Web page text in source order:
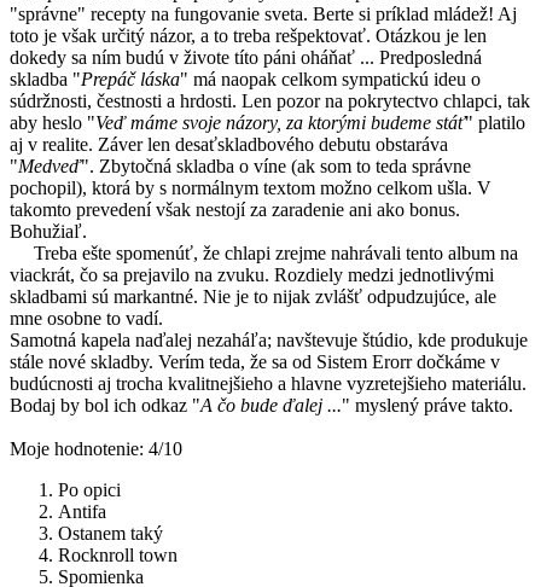
"správne" recepty na fungovanie sveta. Berte si príklad mládež! Aj
toto je však určitý názor, a to treba rešpektovať. Otázkou je len
dokedy sa ním budú v živote títo páni oháňať ... Predposledná
skladba "Prepáč láska" má naopak celkom sympatickú ideu o
súdržnosti, čestnosti a hrdosti. Len pozor na pokrytectvo chlapci, tak
aby heslo "Veď máme svoje názory, za ktorými budeme stáť" platilo
aj v realite. Záver len desaťskladbového debutu obstaráva
"Medveď". Zbytočná skladba o víne (ak som to teda správne
pochopil), ktorá by s normálnym textom možno celkom ušla. V
takomto prevedení však nestojí za zaradenie ani ako bonus.
Bohužiaľ.
Treba ešte spomenúť, že chlapi zrejme nahrávali tento album na
viackrát, čo sa prejavilo na zvuku. Rozdiely medzi jednotlivými
skladbami sú markantné. Nie je to nijak zvlášť odpudzujúce, ale
mne osobne to vadí.
Samotná kapela naďalej nezaháľa; navštevuje štúdio, kde produkuje
stále nové skladby. Verím teda, že sa od Sistem Erorr dočkáme v
budúcnosti aj trocha kvalitnejšieho a hlavne vyzretejšieho materiálu.
Bodaj by bol ich odkaz "A čo bude ďalej ..." myslený práve takto.
Moje hodnotenie: 4/10
Po opici
Antifa
Ostanem taký
Rocknroll town
Spomienka